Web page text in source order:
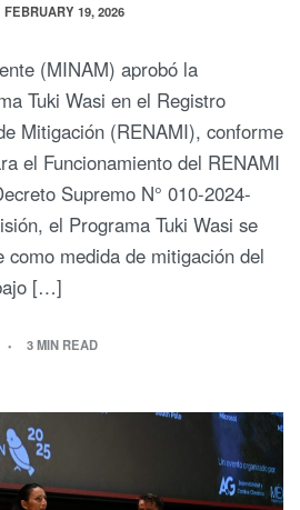
FEBRUARY 19, 2026
(MINAM) aprobó la
Tuki Wasi en el Registro
Mitigación (RENAMI), conforme
el Funcionamiento del RENAMI
Supremo N° 010-2024-
el Programa Tuki Wasi se
como medida de mitigación del
[…]
3 MIN READ